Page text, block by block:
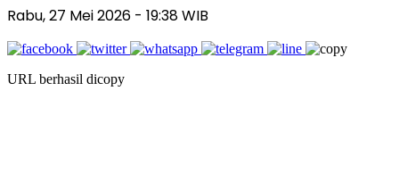
Rabu, 27 Mei 2026 - 19:38 WIB
URL berhasil dicopy